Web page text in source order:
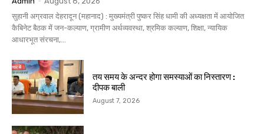
सुहानी अग्रवाल देहरादून (महानाद) : मुख्यमंत्री पुष्कर सिंह धामी की अध्यक्षता में आयोजित
कैबिनेट बैठक में जन-कल्याण, ग्रामीण अर्थव्यवस्था, श्रमिक कल्याण, शिक्षा, न्यायिक
आधारभूत संरचना,...
तय समय के अन्दर होगा समस्याओं का निस्तारण :
दीपक बाली
August 7, 2026